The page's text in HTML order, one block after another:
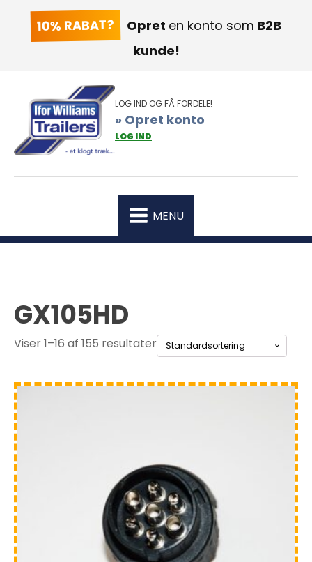
10% RABAT? Opret en konto som B2B
kunde!
LOG IND OG FÅ FORDELE!
» Opret konto
LOG IND
MENU
GX105HD
Viser 1–16 af 155 resultater